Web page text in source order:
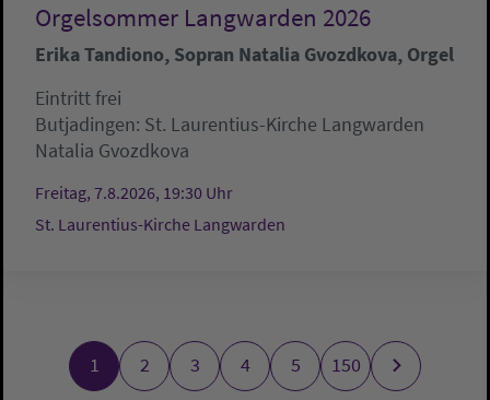
Orgelsommer Langwarden 2026
Erika Tandiono, Sopran Natalia Gvozdkova, Orgel
Eintritt frei
Butjadingen: St. Laurentius-Kirche Langwarden
Natalia Gvozdkova
Freitag, 7.8.2026, 19:30 Uhr
St. Laurentius-Kirche Langwarden
1 2 3 4 5 150